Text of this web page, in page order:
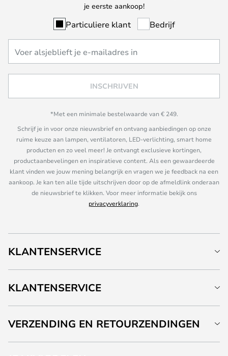
je eerste aankoop!
Particuliere klant Bedrijf
INSCHRIJVEN
*Met een minimale bestelwaarde van € 249.
Schrijf je in voor onze nieuwsbrief en ontvang aanbiedingen op onze
ruime keuze aan lampen, ventilatoren, LED-verlichting, smart home
producten en zo veel meer! Je ontvangt exclusieve kortingen,
productaanbevelingen en inspiratieve content. Als een gewaardeerde
klant vinden we jouw mening belangrijk en vragen we je feedback na een
aankoop. Je kan ten alle tijde uitschrijven door op de afmeldlink onderaan
de nieuwsbrief te klikken. Voor meer informatie bekijk ons
privacyverklaring.
KLANTENSERVICE
KLANTENSERVICE
VERZENDING EN RETOURZENDINGEN